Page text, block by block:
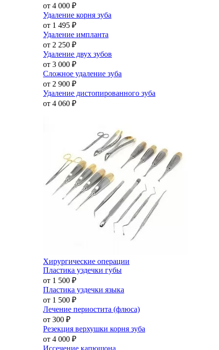
от 4 000 ₽
Удаление корня зуба
от 1 495 ₽
Удаление импланта
от 2 250 ₽
Удаление двух зубов
от 3 000 ₽
Сложное удаление зуба
от 2 900 ₽
Удаление дистопированного зуба
от 4 060 ₽
Хирургические операции
Пластика уздечки губы
от 1 500 ₽
Пластика уздечки языка
от 1 500 ₽
Лечение периостита (флюса)
от 300 ₽
Резекция верхушки корня зуба
от 4 000 ₽
Иссечение капюшона